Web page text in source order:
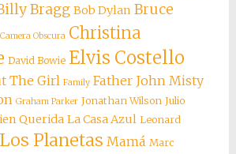
Bragg Bob Dylan Bruce
Camera Obscura Christina
David Bowie Elvis Costello
The Girl Family Father John Misty
Graham Parker Jonathan Wilson Julio
Querida La Casa Azul Leonard
Los Planetas Mamá Marc